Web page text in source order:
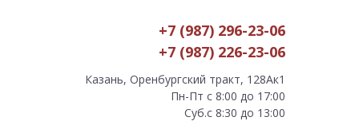
+7 (987) 296-23-06
+7 (987) 226-23-06
Казань, Оренбургский тракт, 128Ак1
Пн-Пт с 8:00 до 17:00
Суб.с 8:30 до 13:00